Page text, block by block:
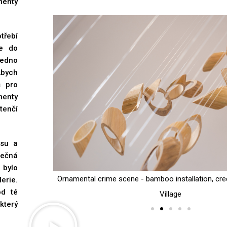
do
pro
a
bylo
té
Artists
Ornamental crime scene - bamboo installation,
Village